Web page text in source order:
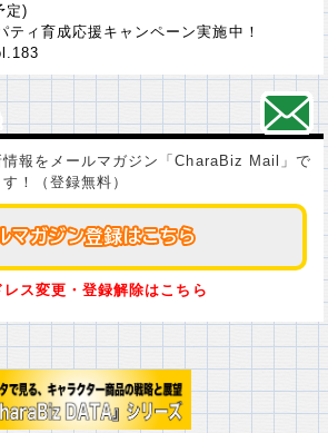
定)
ティ育成応援キャンペーン実施中！
報をメールマガジン「CharaBiz Mail」で
！（登録無料）
マガジン登録はこちら
マガジン登録はこちら
ス変更・登録解除はこちら